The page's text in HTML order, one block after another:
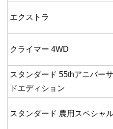
エクストラ
クライマー 4WD
スタンダード 55thアニバー
ドエディション
スタンダード 農用スペシャ